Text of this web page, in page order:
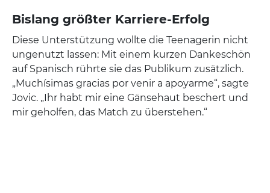
Bislang größter Karriere-Erfolg
Diese Unterstützung wollte die Teenagerin nicht
ungenutzt lassen: Mit einem kurzen Dankeschön
auf Spanisch rührte sie das Publikum zusätzlich.
„Muchísimas gracias por venir a apoyarme“, sagte
Jovic. „Ihr habt mir eine Gänsehaut beschert und
mir geholfen, das Match zu überstehen.“